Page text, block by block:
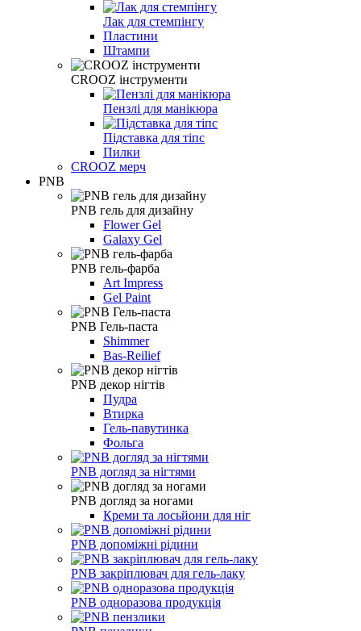
Лак для стемпінгу
Пластини
Штампи
CROOZ інструменти
Пензлі для манікюра
Підставка для тіпс
Пилки
CROOZ мерч
PNB
PNB гель для дизайну
Flower Gel
Galaxy Gel
PNB гель-фарба
Art Impress
Gel Paint
PNB Гель-паста
Shimmer
Bas-Reilief
PNB декор нігтів
Пудра
Втирка
Гель-павутинка
Фольга
PNB догляд за нігтями
PNB догляд за ногами
Креми та лосьйони для ніг
PNB допоміжні рідини
PNB закріплювач для гель-лаку
PNB одноразова продукція